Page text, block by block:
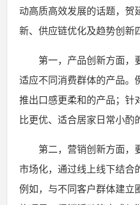
动高质高效发展的话题，贺
新、供应链优化及趋势创新
第一，产品创新方面，
适应不同消费群体的产品。
推出口感更柔和的产品；针
比更优、适合居家日常小酌
第二，营销创新方面，
市场化，通过线上线下结合
例如，与不同客户群体建立